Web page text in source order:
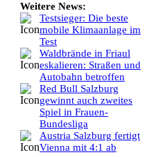
Weitere News:
Testsieger: Die beste
mobile Klimaanlage im
Test
Waldbrände in Friaul
eskalieren: Straßen und
Autobahn betroffen
Red Bull Salzburg
gewinnt auch zweites
Spiel in Frauen-
Bundesliga
Austria Salzburg fertigt
Vienna mit 4:1 ab